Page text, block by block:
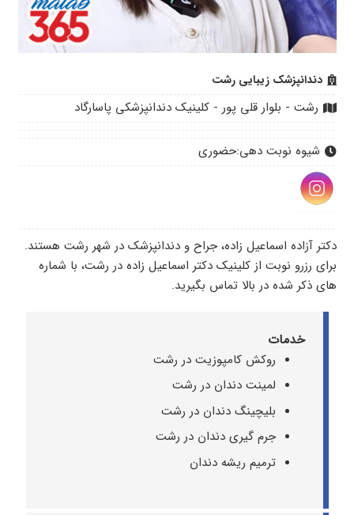
دندانپزشک زیبایی رشت
رشت - بلوار قلی پور - کلینیک دندانپزشکی پاسارگاد
شیوه نوبت دهی:حضوری
دکتر آزاده اسماعیل زاده، جراح و دندانپزشک در شهر رشت هستند.
برای رزرو نوبت از کلینیک دکتر اسماعیل زاده در رشت، با شماره
های ذکر شده در بالا تماس بگیرید.
خدمات
روکش کامپوزیت در رشت
لمینت دندان در رشت
بلیچینگ دندان در رشت
جرم گیری دندان در رشت
ترمیم ریشه دندان